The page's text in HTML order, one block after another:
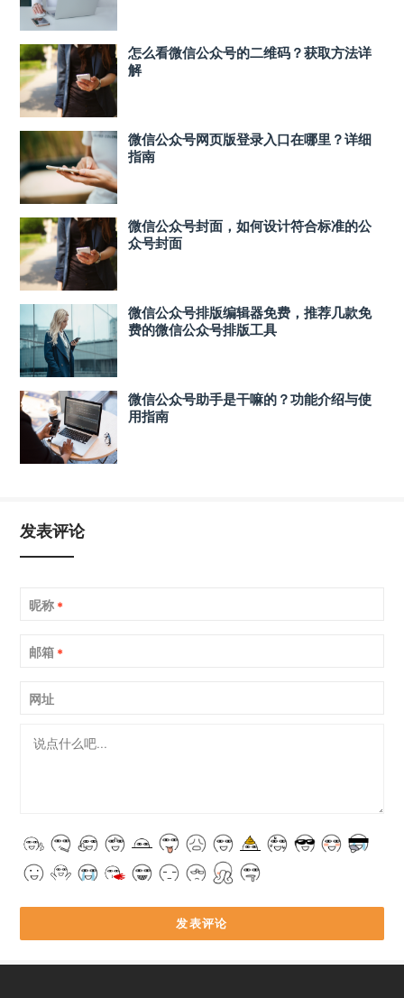
怎么看微信公众号的二维码？获取方法详
解
微信公众号网页版登录入口在哪里？详细
指南
微信公众号封面，如何设计符合标准的公
众号封面
微信公众号排版编辑器免费，推荐几款免
费的微信公众号排版工具
微信公众号助手是干嘛的？功能介绍与使
用指南
发表评论
昵称 *
邮箱 *
网址